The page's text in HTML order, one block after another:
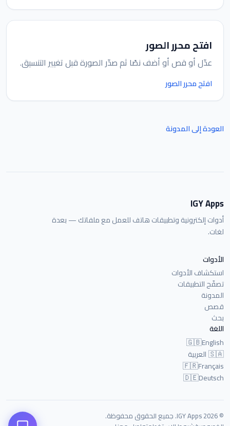
افتح محرر الصور
عدّل أو قص أو أضف نصًا ثم صدّر الصورة قبل تغيير التنسيق.
افتح محرر الصور
العودة إلى المدونة
IGY Apps
أدوات إلكترونية وتطبيقات هاتف للعمل مع ملفاتك — بعدة
لغات.
الأدوات
استكشاف الأدوات
تصفّح التطبيقات
المدونة
قصص
بحث
اللغة
🇬🇧English
🇸🇦العربية
🇫🇷Français
🇩🇪Deutsch
© 2026 IGY Apps. جميع الحقوق محفوظة.